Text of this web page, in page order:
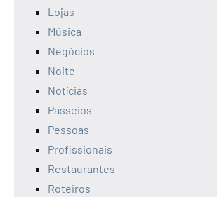
Lojas
Música
Negócios
Noite
Notícias
Passeios
Pessoas
Profissionais
Restaurantes
Roteiros